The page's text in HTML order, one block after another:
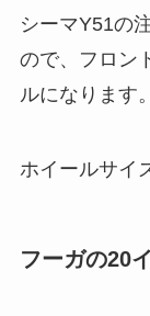
シーマY51の
ので、フロン
ルになります。
ホイールサイ
フーガの20